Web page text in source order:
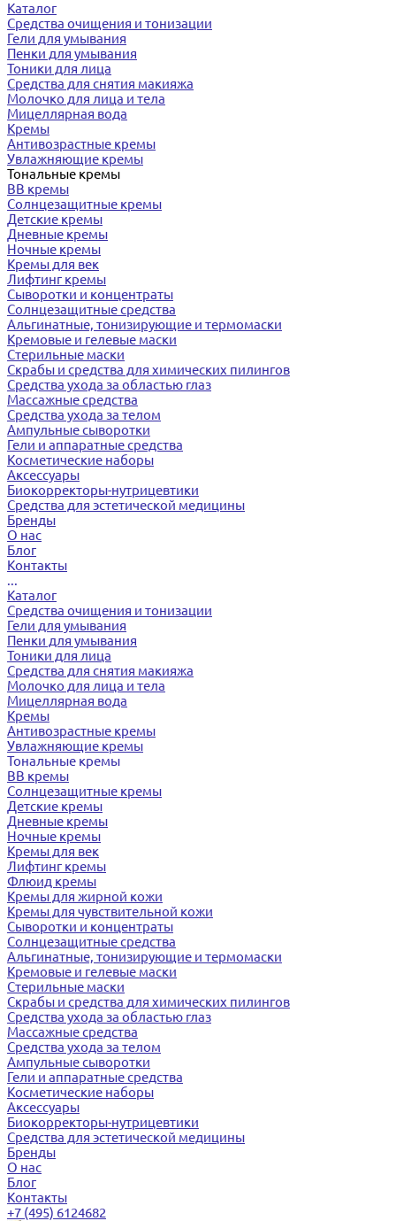
Каталог
Средства очищения и тонизации
Гели для умывания
Пенки для умывания
Тоники для лица
Средства для снятия макияжа
Молочко для лица и тела
Мицеллярная вода
Кремы
Антивозрастные кремы
Увлажняющие кремы
Тональные кремы
BB кремы
Солнцезащитные кремы
Детские кремы
Дневные кремы
Ночные кремы
Кремы для век
Лифтинг кремы
Сыворотки и концентраты
Солнцезащитные средства
Альгинатные, тонизирующие и термомаски
Кремовые и гелевые маски
Стерильные маски
Скрабы и средства для химических пилингов
Средства ухода за областью глаз
Массажные средства
Средства ухода за телом
Ампульные сыворотки
Гели и аппаратные средства
Косметические наборы
Аксессуары
Биокорректоры-нутрицевтики
Средства для эстетической медицины
Бренды
О нас
Блог
Контакты
...
Каталог
Средства очищения и тонизации
Гели для умывания
Пенки для умывания
Тоники для лица
Средства для снятия макияжа
Молочко для лица и тела
Мицеллярная вода
Кремы
Антивозрастные кремы
Увлажняющие кремы
Тональные кремы
BB кремы
Солнцезащитные кремы
Детские кремы
Дневные кремы
Ночные кремы
Кремы для век
Лифтинг кремы
Флюид кремы
Кремы для жирной кожи
Кремы для чувствительной кожи
Сыворотки и концентраты
Солнцезащитные средства
Альгинатные, тонизирующие и термомаски
Кремовые и гелевые маски
Стерильные маски
Скрабы и средства для химических пилингов
Средства ухода за областью глаз
Массажные средства
Средства ухода за телом
Ампульные сыворотки
Гели и аппаратные средства
Косметические наборы
Аксессуары
Биокорректоры-нутрицевтики
Средства для эстетической медицины
Бренды
О нас
Блог
Контакты
+7 (495) 6124682